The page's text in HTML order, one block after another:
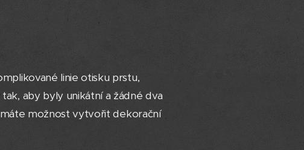
linie otisku prstu,
aby byly unikátní a žádné dva
možnost vytvořit dekorační